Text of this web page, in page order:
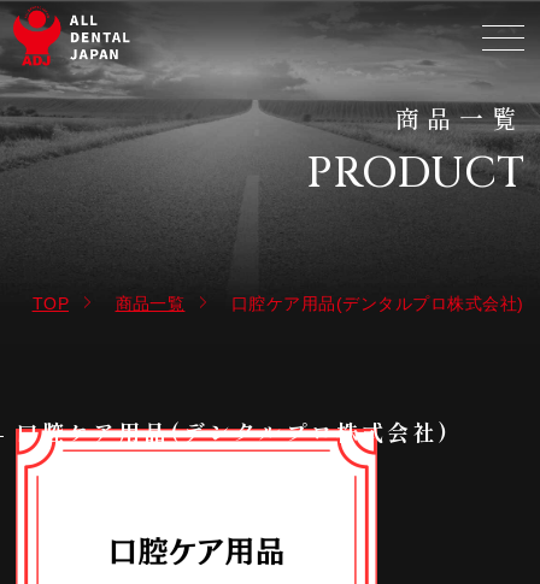
商品一覧
PRODUCT
TOP 商品一覧 口腔ケア用品(デンタルプロ株式会社)
口腔ケア用品(デンタルプロ株式会社)